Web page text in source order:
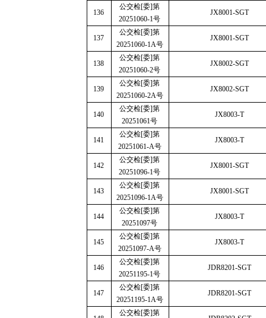
136
公交检[委]第
20251060-1号
JX8001-SGT
137
公交检[委]第
20251060-1A号
JX8001-SGT
138
公交检[委]第
20251060-2号
JX8002-SGT
139
公交检[委]第
20251060-2A号
JX8002-SGT
140
公交检[委]第
20251061号
JX8003-T
141
公交检[委]第
20251061-A号
JX8003-T
142
公交检[委]第
20251096-1号
JX8001-SGT
143
公交检[委]第
20251096-1A号
JX8001-SGT
144
公交检[委]第
20251097号
JX8003-T
145
公交检[委]第
20251097-A号
JX8003-T
146
公交检[委]第
20251195-1号
JDR8201-SGT
147
公交检[委]第
20251195-1A号
JDR8201-SGT
公交检[委]第